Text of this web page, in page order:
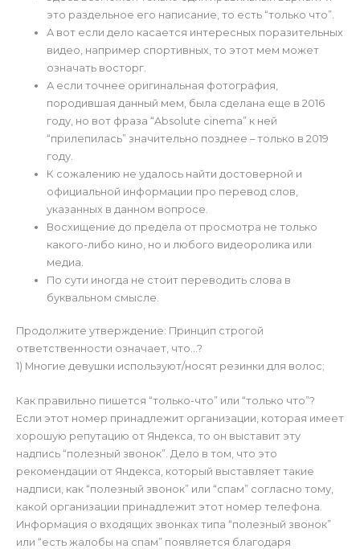
это раздельное его написание, то есть “только что”.
А вот если дело касается интересных поразительных
видео, например спортивных, то этот мем может
означать восторг.
А если точнее оригинальная фотография,
породившая данный мем, была сделана еще в 2016
году, но вот фраза “Absolute cinema” к ней
“прилепилась” значительно позднее – только в 2019
году.
К сожалению не удалось найти достоверной и
официальной информации про перевод слов,
указанных в данном вопросе.
Восхищение до предела от просмотра не только
какого-либо кино, но и любого видеоролика или
медиа.
По сути иногда не стоит переводить слова в
буквальном смысле.
Продолжите утверждение: Принцип строгой
ответственности означает, что…?
1) Многие девушки используют/носят резинки для волос;
Как правильно пишется “только-что” или “только что”?
Если этот номер принадлежит организации, которая имеет
хорошую репутацию от Яндекса, то он выставит эту
надпись “полезный звонок”. Дело в том, что это
рекомендации от Яндекса, который выставляет такие
надписи, как “полезный звонок” или “спам” согласно тому,
какой организации принадлежит этот номер телефона.
Информация о входящих звонках типа “полезный звонок”
или “есть жалобы на спам” появляется благодаря